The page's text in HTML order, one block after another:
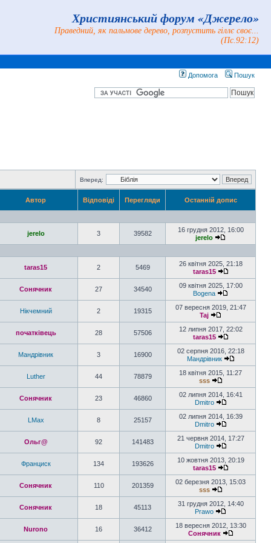
Християнський форум «Джерело»
Праведний, як пальмове дерево, розпустить гіллє своє...
(Пс.92:12)
Допомога Пошук
Вперед:
Автор Відповіді Перегляди Останній допис
jerelo 3 39582
16 грудня 2012, 16:00
jerelo
taras15 2 5469
26 квітня 2025, 21:18
taras15
Сонячник 27 34540
09 квітня 2025, 17:00
Bogena
Нікчемний 2 19315
07 вересня 2019, 21:47
Taj
початківець 28 57506
12 липня 2017, 22:02
taras15
Мандрiвник 3 16900
02 серпня 2016, 22:18
Мандрiвник
Luther 44 78879
18 квітня 2015, 11:27
sss
Сонячник 23 46860
02 липня 2014, 16:41
Dmitro
LMax 8 25157
02 липня 2014, 16:39
Dmitro
Ольг@ 92 141483
21 червня 2014, 17:27
Dmitro
Франциск 134 193626
10 жовтня 2013, 20:19
taras15
Сонячник 110 201359
02 березня 2013, 15:03
sss
Сонячник 18 45113
31 грудня 2012, 14:40
Prawo
Nurono 16 36412
18 вересня 2012, 13:30
Сонячник